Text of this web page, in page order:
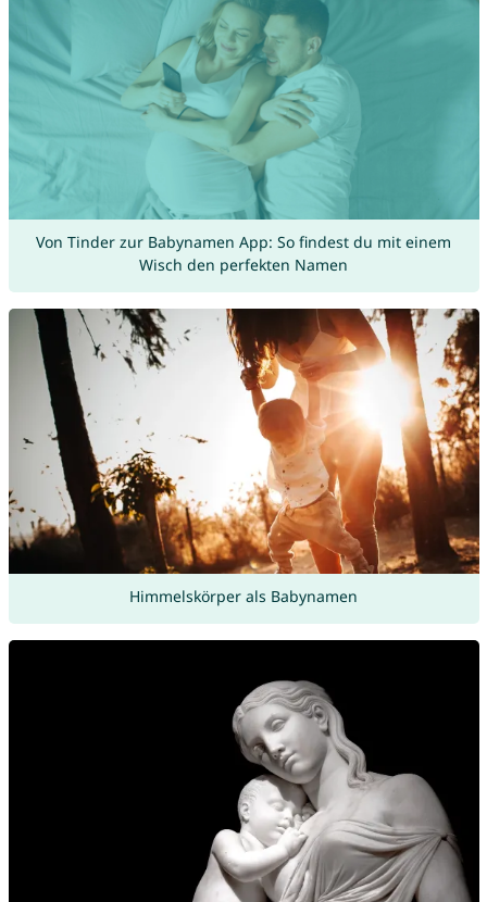
Von Tinder zur Babynamen App: So findest du mit einem
Wisch den perfekten Namen
Himmelskörper als Babynamen